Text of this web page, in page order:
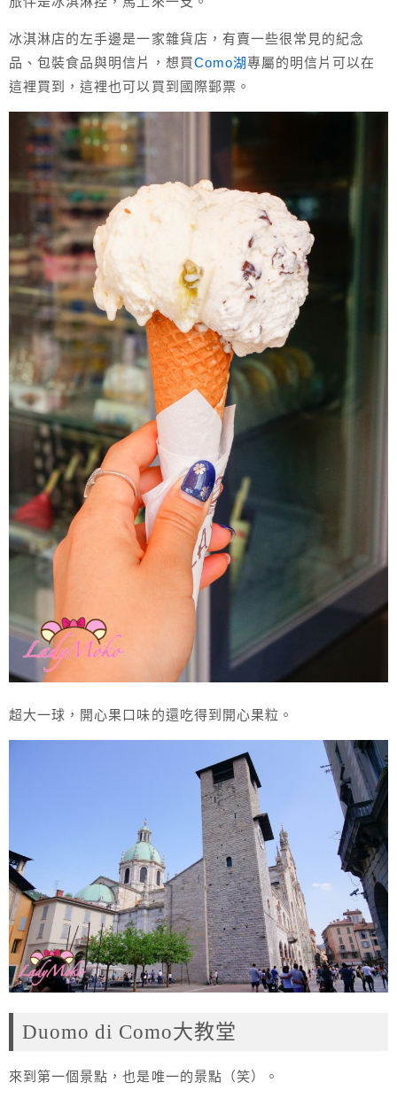
冰淇淋店的左手邊是一家雜貨店，有賣一些很常見的紀念
品、包裝食品與明信片，想買Como湖專屬的明信片可以在
這裡買到，這裡也可以買到國際郵票。
超大一球，開心果口味的還吃得到開心果粒。
Duomo di Como大教堂
來到第一個景點，也是唯一的景點（笑）。